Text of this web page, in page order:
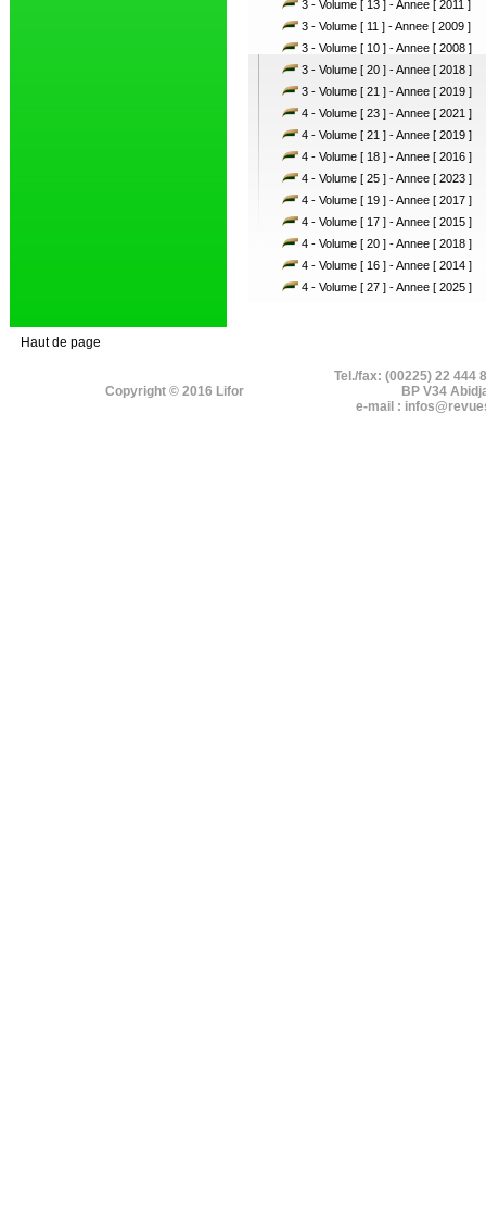
3 - Volume [ 13 ] - Annee [ 2011 ]
3 - Volume [ 11 ] - Annee [ 2009 ]
3 - Volume [ 10 ] - Annee [ 2008 ]
3 - Volume [ 20 ] - Annee [ 2018 ]
3 - Volume [ 21 ] - Annee [ 2019 ]
4 - Volume [ 23 ] - Annee [ 2021 ]
4 - Volume [ 21 ] - Annee [ 2019 ]
4 - Volume [ 18 ] - Annee [ 2016 ]
4 - Volume [ 25 ] - Annee [ 2023 ]
4 - Volume [ 19 ] - Annee [ 2017 ]
4 - Volume [ 17 ] - Annee [ 2015 ]
4 - Volume [ 20 ] - Annee [ 2018 ]
4 - Volume [ 16 ] - Annee [ 2014 ]
4 - Volume [ 27 ] - Annee [ 2025 ]
Haut de page
Copyright © 2016 Lifor
Tel./fax: (00225) 22 444
BP V34
e-mail :